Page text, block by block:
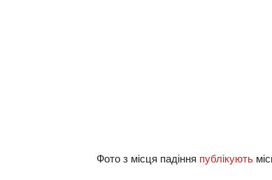
Фото з місця падіння публікують